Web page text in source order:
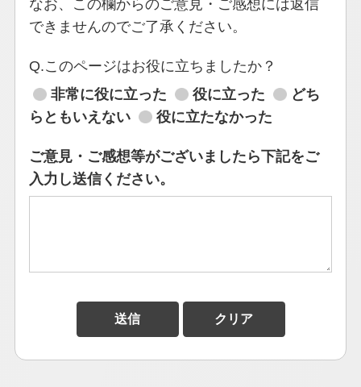
なお、この欄からのご意見・ご感想には返信
できませんのでご了承ください。
Q.このページはお役に立ちましたか？
非常に役に立った
役に立った
どち
らともいえない
役に立たなかった
ご意見・ご感想等がございましたら下記をご
入力し送信ください。